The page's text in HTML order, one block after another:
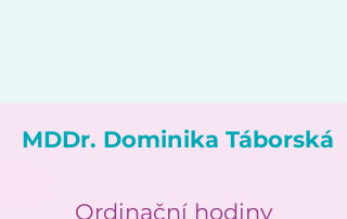
MDDr. Dominika Táborská
Ordinační hodiny